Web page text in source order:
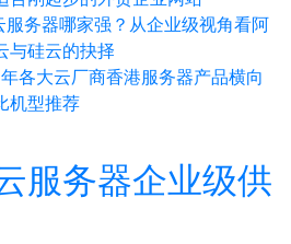
服务器哪家强？从企业级视角看阿
与硅云的抉择
各大云厂商香港服务器产品横向
机型推荐
服务器企业级供